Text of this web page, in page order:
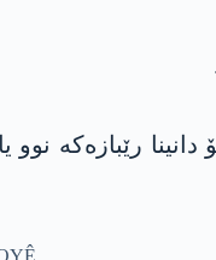
رێبازەکە نوو